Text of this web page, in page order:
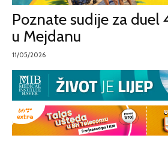
Poznate sudije za duel
u Mejdanu
11/05/2026